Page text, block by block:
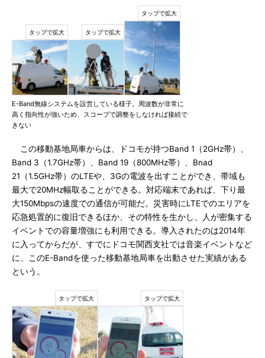
E-Band無線システムを設営している様子。周波数が非常に
高く指向性が強いため、スコープで調整をしなければ接続で
きない
この移動基地局車からは、ドコモが持つBand 1（2GHz帯）、
Band 3（1.7GHz帯）、Band 19（800MHz帯）、Bnad
21（1.5GHz帯）のLTEや、3Gの電波を出すことができ、帯域も
最大で20MHz幅取ることができる。対応端末であれば、下り最
大150Mbpsの速度での通信が可能だ。災害時にLTEでのエリアを
応急処置的に復旧できるほか、その特性を生かし、人が密集する
イベントでの容量増強にも利用できる。導入されたのは2014年
に入ってからだが、すでにドコモ関西支社では音楽イベントなど
に、このE-Bandを使った移動基地局車を出動させた実績がある
という。